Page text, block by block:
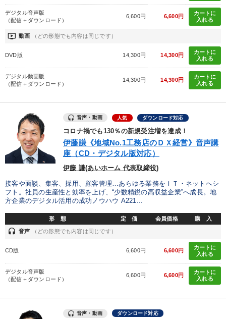
デジタル音声版
（配信＋ダウンロード）
6,600円 6,600円
カートに
入れる
ondemand_video 動画 （どの形態でも内容は同じです）
DVD版 14,300円 14,300円
カートに
入れる
デジタル動画版
（配信＋ダウンロード）
14,300円 14,300円
カートに
入れる
音声・動画 人気 ダウンロード対応
コロナ禍でも130％の新規受注増を達成！
伊藤謙《地域No.1工務店のＤＸ経営》音声講
座（CD・デジタル版対応）
伊藤 謙(あいホーム 代表取締役)
接客や面談、集客、採用、顧客管理…あらゆる業務をＩＴ・ネットへシ
フト。社員の生産性と効率を上げ、“少数精鋭の高収益企業”へ成長。地
方企業のデジタル活用の成功ノウハウ A221...
形 態 定 価 会員価格 購 入
headset 音声 （どの形態でも内容は同じです）
CD版 6,600円 6,600円
カートに
入れる
デジタル音声版
（配信＋ダウンロード）
6,600円 6,600円
カートに
入れる
音声・動画 ダウンロード対応